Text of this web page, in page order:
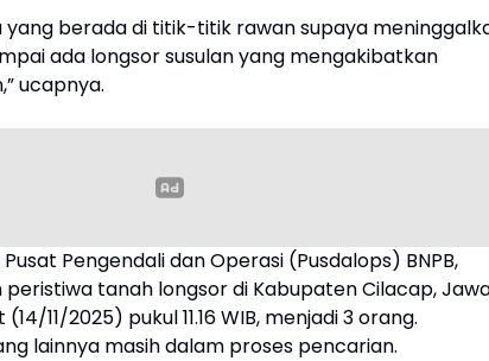
yang berada di titik-titik rawan supaya
ada longsor susulan yang mengakibatkan
ucapnya.
Pengendali dan Operasi (Pusdalops) BNPB,
tanah longsor di Kabupaten Cilacap,
11/2025) pukul 11.16 WIB, menjadi 3 orang.
lainnya masih dalam proses pencarian.